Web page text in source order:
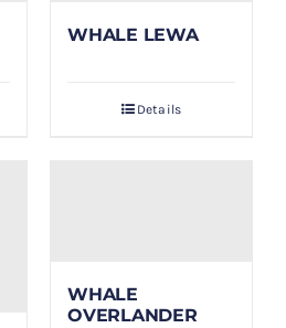
WHALE LEWA
Details
WHALE
OVERLANDER